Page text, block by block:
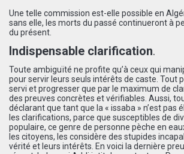
Une telle commission est-elle possible en
sans elle, les morts du passé continueront à
du présent.
Indispensable clarification.
Toute ambiguïté ne profite qu’à ceux qui
pour servir leurs seuls intérêts de caste. Tout
servi et progresser que par le maximum de
des preuves concrètes et vérifiables. Aussi,
déclarant que tant que la « issaba » n’est pas
les clarifications, parce que susceptibles de
populaire, ce genre de personne pèche en
les citoyens, les considère des stupides
vérité et leurs intérêts. En voici la dernière